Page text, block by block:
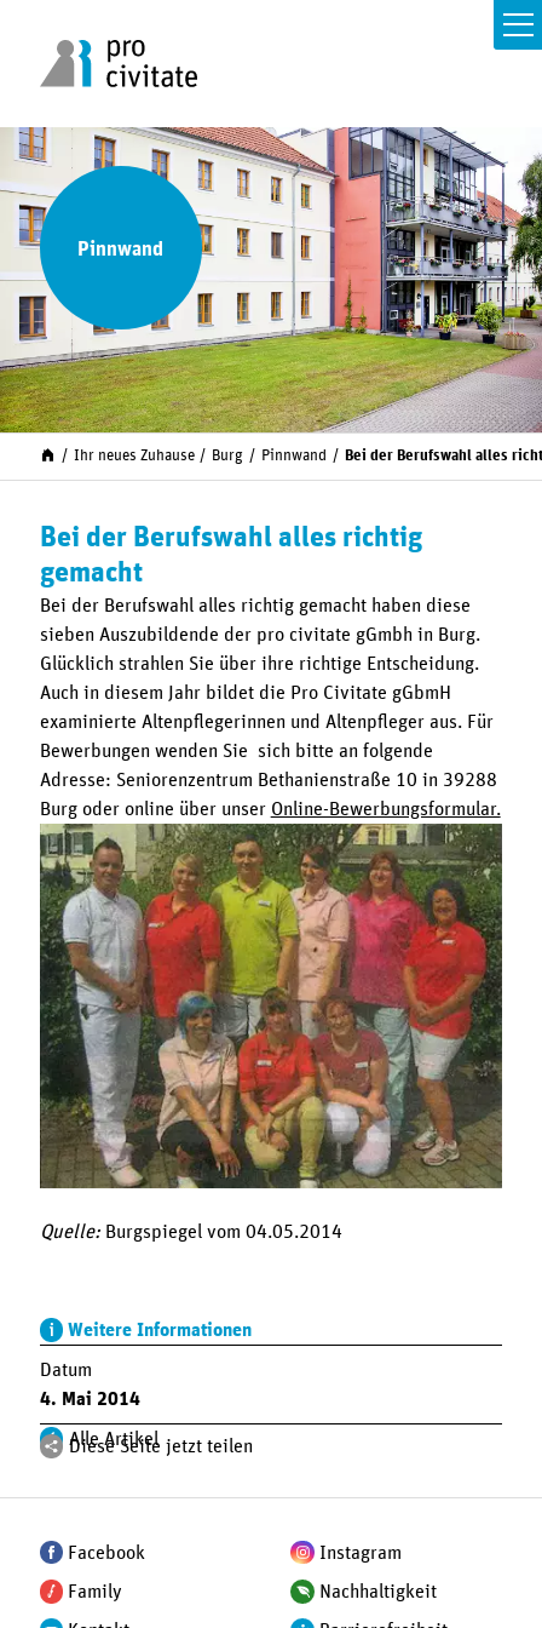
Pinnwand
Ihr neues Zuhause Burg Pinnwand Bei der Berufswahl alles
Bei der Berufswahl alles richtig
gemacht
Bei der Berufswahl alles richtig gemacht haben diese
sieben Auszubildende der pro civitate gGmbh in Burg.
Glücklich strahlen Sie über ihre richtige Entscheidung.
Auch in diesem Jahr bildet die Pro Civitate gGbmH
examinierte Altenpflegerinnen und Altenpfleger aus. Für
Bewerbungen wenden Sie sich bitte an folgende
Adresse: Seniorenzentrum Bethanienstraße 10 in 39288
Burg oder online über unser Online-Bewerbungsformular.
Quelle: Burgspiegel vom 04.05.2014
Weitere Informationen
Datum
4. Mai 2014
Alle Artikel
Diese Seite jetzt teilen
Facebook Instagram
Family Nachhaltigkeit